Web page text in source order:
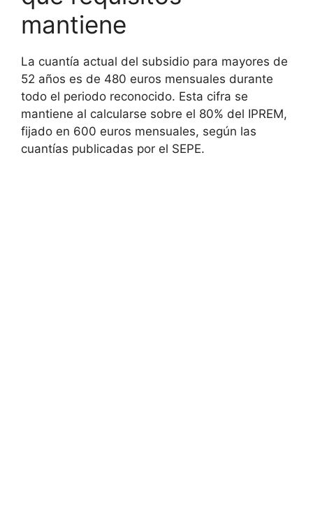
mantiene
La cuantía actual del subsidio para mayores de
52 años es de 480 euros mensuales durante
todo el periodo reconocido. Esta cifra se
mantiene al calcularse sobre el 80% del IPREM,
fijado en 600 euros mensuales, según las
cuantías publicadas por el SEPE.